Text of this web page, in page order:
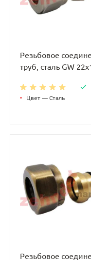
Резьбовое
труб, сталь GW
• Цвет — Сталь
Резьбовое